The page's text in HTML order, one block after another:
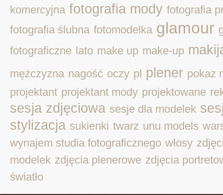
komercyjna fotografia mody fotografia
fotografia ślubna fotomodelka glamour
fotograficzne lato make up make-up
mężczyzna nagość oczy pl plener pokaz
projektant projektant mody projektowane
sesja zdjęciowa sesje dla modelek
stylizacja sukienki twarz unu models
wynajem studia fotograficznego włosy
modelek zdjęcia plenerowe zdjęcia
światło